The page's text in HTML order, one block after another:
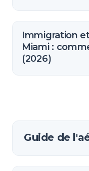
Immigration
Miami :
(2026)
Guide de